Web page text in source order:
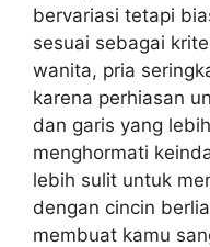
bervariasi tetapi
sesuai sebagai
wanita, pria
karena perhiasan
dan garis yang
menghormati
lebih sulit untuk
dengan cincin
membuat kamu